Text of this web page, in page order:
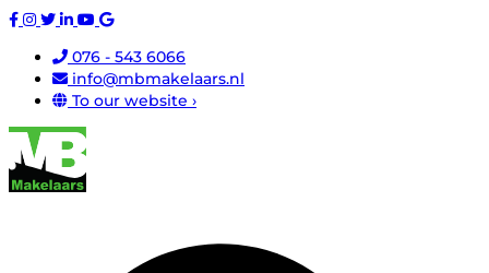
076 - 543 6066
info@mbmakelaars.nl
To our website ›